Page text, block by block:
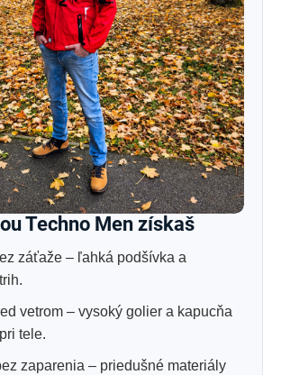
Techno Men získaš
záťaže – ľahká podšívka a
vetrom – vysoký golier a kapucňa
tele.
zaparenia – priedušné materiály